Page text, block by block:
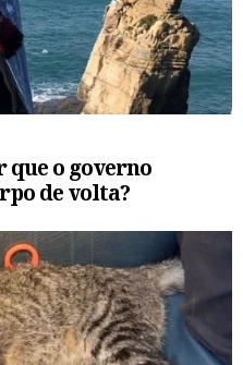
que o governo
de volta?